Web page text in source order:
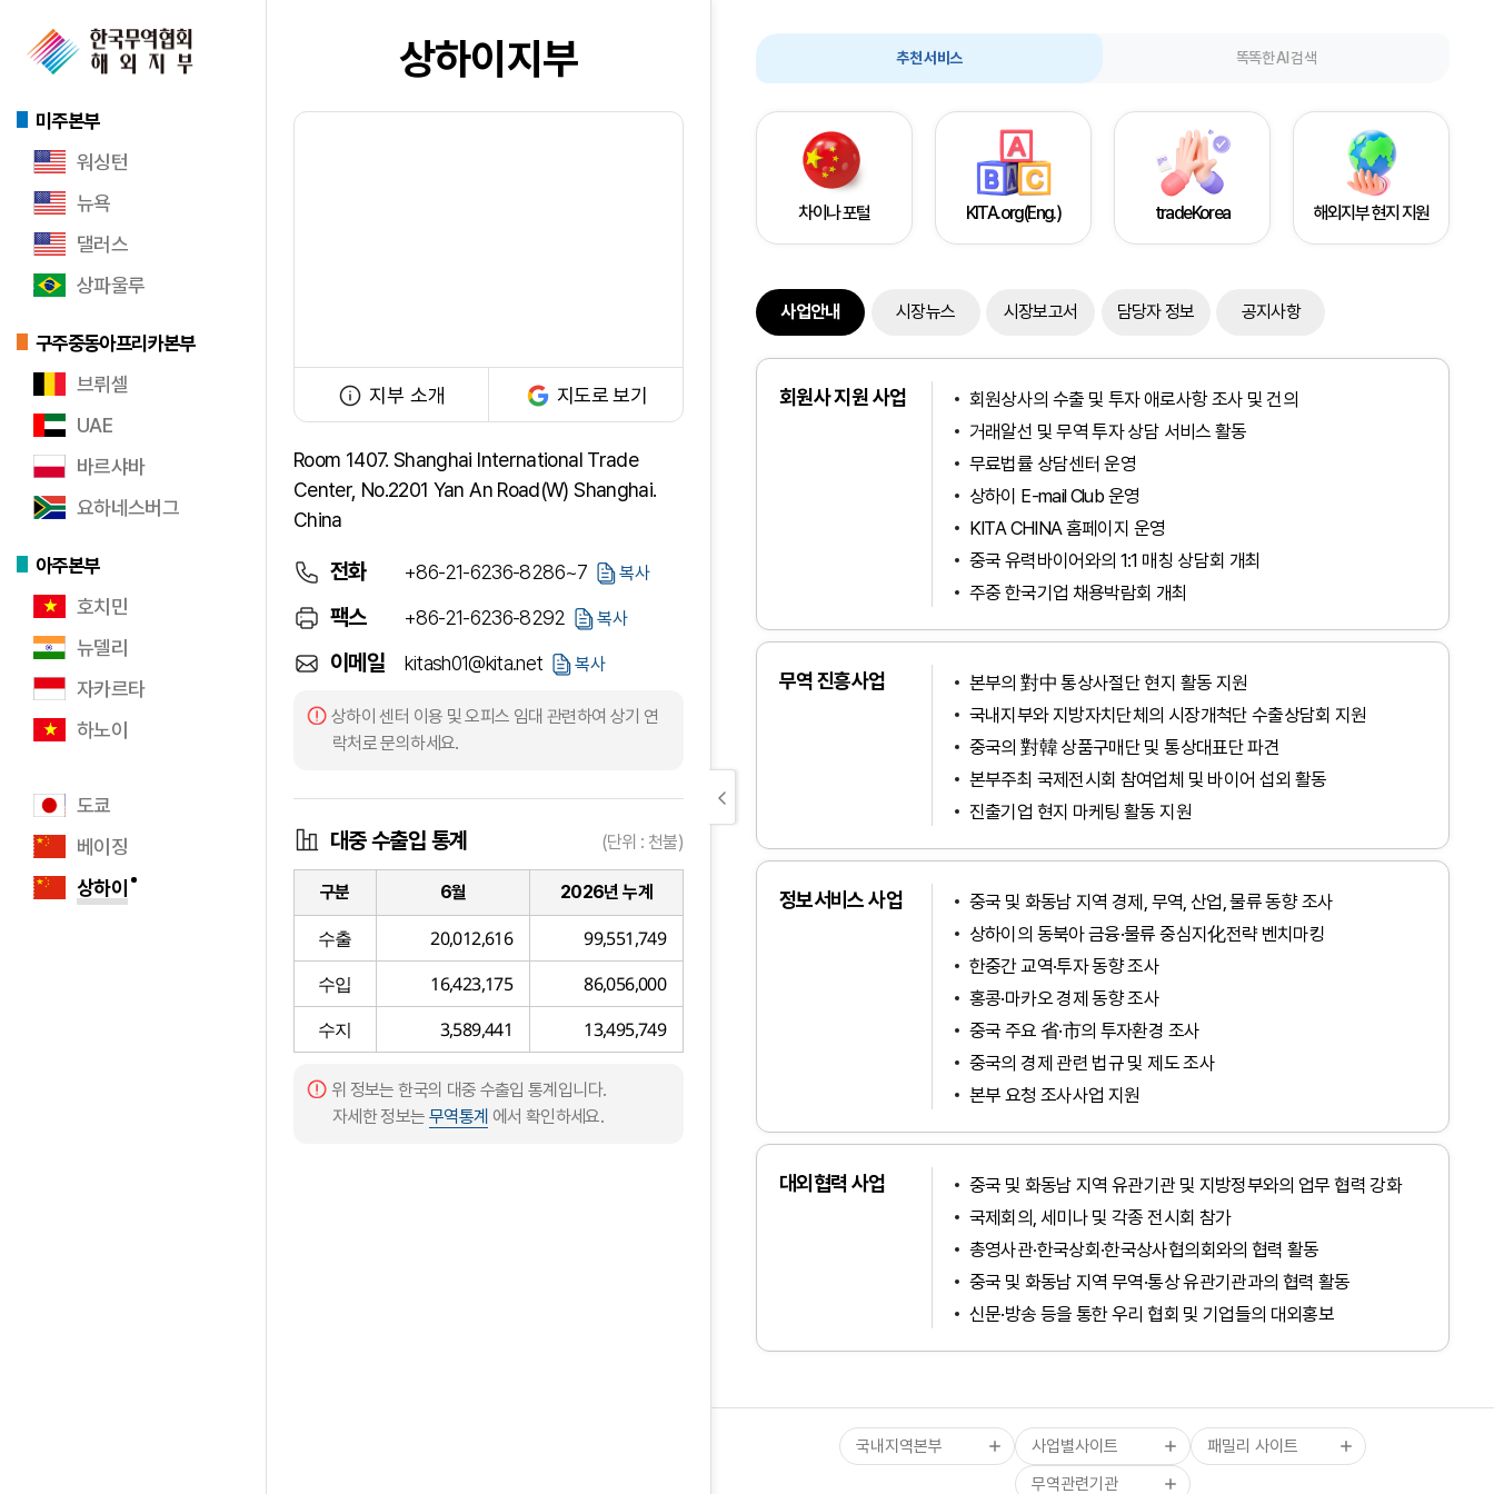
미주본부
워싱턴
뉴욕
댈러스
상파울루
구주중동아프리카본부
브뤼셀
UAE
바르샤바
요하네스버그
아주본부
호치민
뉴델리
자카르타
하노이
도쿄
베이징
상하이
상하이지부
지부 소개 지도로 보기
Room 1407. Shanghai International Trade
Center, No.2201 Yan An Road(W) Shanghai.
China
전화 +86-21-6236-8286~7 복사
팩스 +86-21-6236-8292 복사
이메일 kitash01@kita.net 복사
상하이 센터 이용 및 오피스 임대 관련하여 상기 연
락처로 문의하세요.
대중 수출입 통계 (단위 : 천불)
구분 6월 2026년 누계
수출 20,012,616
99,551,749
수입
16,423,175
86,056,000
수지
3,589,441 13,495,749
위 정보는 한국의 대중 수출입 통계입니다.
자세한 정보는 무역통계 에서 확인하세요.
추천 서비스 똑똑한 AI 검색
차이나 포털 KITA.org(Eng.) tradeKorea 해외지부 현지 지원
사업안내 시장뉴스 시장보고서 담당자 정보 공지사항
회원사 지원 사업
회원상사의 수출 및 투자 애로사항 조사 및 건의
거래알선 및 무역 투자 상담 서비스 활동
무료법률 상담센터 운영
상하이 E-mail Club 운영
KITA CHINA 홈페이지 운영
중국 유력바이어와의 1:1 매칭 상담회 개최
주중 한국기업 채용박람회 개최
무역 진흥사업
본부의 對中 통상사절단 현지 활동 지원
국내지부와 지방자치단체의 시장개척단 수출상담회 지원
중국의 對韓 상품구매단 및 통상대표단 파견
본부주최 국제전시회 참여업체 및 바이어 섭외 활동
진출기업 현지 마케팅 활동 지원
정보서비스 사업
중국 및 화동남 지역 경제, 무역, 산업, 물류 동향 조사
상하이의 동북아 금융·물류 중심지化전략 벤치마킹
한중간 교역·투자 동향 조사
홍콩·마카오 경제 동향 조사
중국 주요 省·市의 투자환경 조사
중국의 경제 관련 법규 및 제도 조사
본부 요청 조사사업 지원
대외협력 사업
중국 및 화동남 지역 유관기관 및 지방정부와의 업무 협력 강화
국제회의, 세미나 및 각종 전시회 참가
총영사관·한국상회·한국상사협의회와의 협력 활동
중국 및 화동남 지역 무역·통상 유관기관과의 협력 활동
신문·방송 등을 통한 우리 협회 및 기업들의 대외홍보
국내지역본부
강원지역본부
대구·경북지역본부
전북지역본부
사업별사이트
tradeKorea
국제무역통상연구원
스타트업브랜치
패밀리 사이트
WTC Seoul
CALT
무역관련기관
산업통상부
산업융합샌드박스
외교부
중소벤처기업부
무역위원회